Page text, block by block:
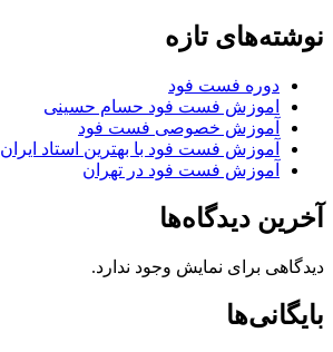
نوشته‌های تازه
دوره فست فود
اموزش فست فود حسام حسینی
آموزش خصوصی فست فود
آموزش فست فود با بهترین استاد ایران
آموزش فست فود در تهران
آخرین دیدگاه‌ها
دیدگاهی برای نمایش وجود ندارد.
بایگانی‌ها